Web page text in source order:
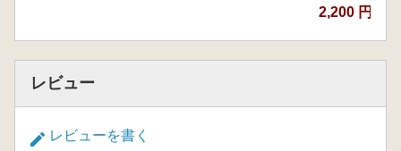
2,200 円~
レビュー
レビューを書く